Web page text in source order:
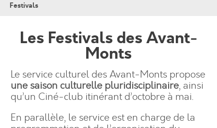
Festivals
Les Festivals des Avant-
Monts
Le service culturel des Avant-Monts propose
une saison culturelle pluridisciplinaire, ainsi
qu’un Ciné-club itinérant d’octobre à mai.
En parallèle, le service est en charge de la